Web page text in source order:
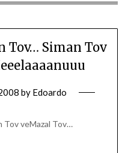
Tov… Siman Tov
by Edoardo
Tov veMazal Tov…